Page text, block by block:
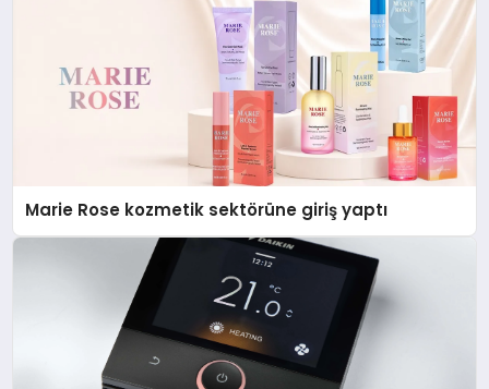
Marie Rose kozmetik sektörüne giriş yaptı